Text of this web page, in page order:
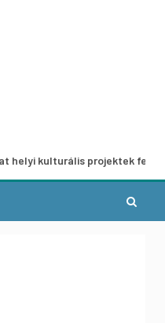
projektek fejlesztésére